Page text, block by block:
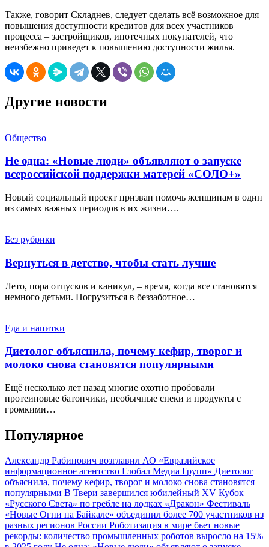
Также, говорит Складнев, следует сделать всё возможное для
повышения доступности кредитов для всех участников
процесса – застройщиков, ипотечных покупателей, что
неизбежно приведет к повышению доступности жилья.
Другие новости
Общество
Не одна: «Новые люди» объявляют о запуске
всероссийской поддержки матерей «СОЛО+»
Новый социальный проект призван помочь женщинам в один
из самых важных периодов в их жизни….
Без рубрики
Вернуться в детство, чтобы стать лучше
Лето, пора отпусков и каникул, – время, когда все становятся
немного детьми. Погрузиться в беззаботное…
Еда и напитки
Диетолог объяснила, почему кефир, творог и
молоко снова становятся популярными
Ещё несколько лет назад многие охотно пробовали
протеиновые батончики, необычные снеки и продукты с
громкими…
Популярное
Александр Рабинович возглавил АО «Евразийское
информационное агентство Глобал Медиа Групп» Диетолог
объяснила, почему кефир, творог и молоко снова становятся
популярными В Твери завершился юбилейный XV Кубок
«Русского Света» по гребле на лодках «Дракон» Фестиваль
«Новые Огни на Байкале» объединил более 700 участников из
разных регионов России Роботизация в мире бьет новые
рекорды: количество промышленных роботов выросло на 15%